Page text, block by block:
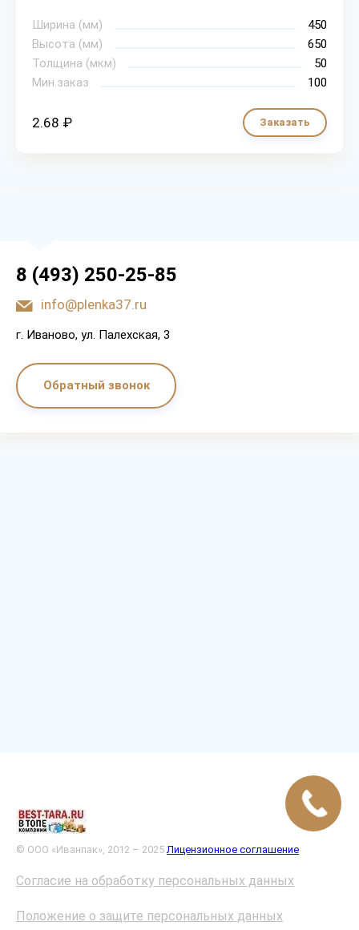
Ширина (мм)
450
Высота (мм)
650
Толщина (мкм)
50
Мин.заказ
100
2.68 ₽ Заказать
8 (493) 250-25-85
info@plenka37.ru
г. Иваново, ул. Палехская, 3
Обратный звонок
© ООО «Иванпак», 2012 – 2025 Лицензионное соглашение
Согласие на обработку персональных данных
Положение о защите персональных данных